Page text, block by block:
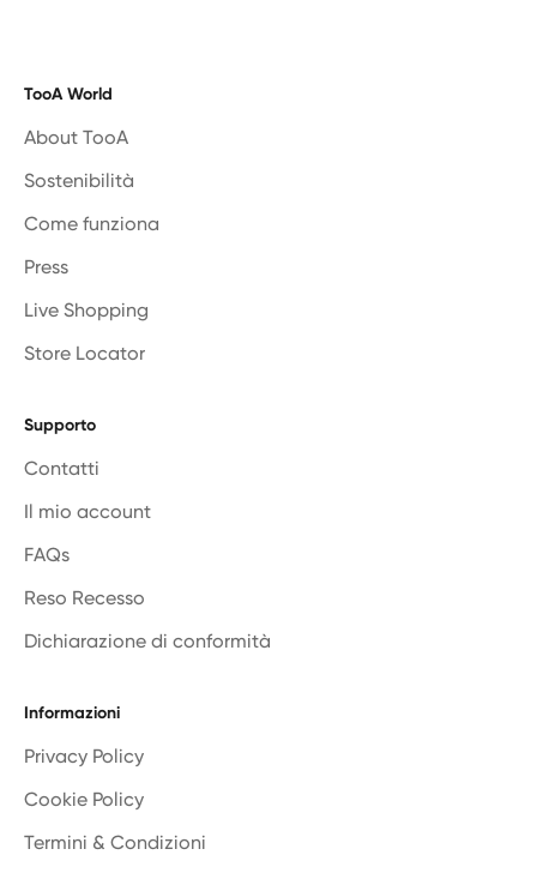
TooA World
About TooA
Sostenibilità
Come funziona
Press
Live Shopping
Store Locator
Supporto
Contatti
Il mio account
FAQs
Reso Recesso
Dichiarazione di conformità
Informazioni
Privacy Policy
Cookie Policy
Termini & Condizioni